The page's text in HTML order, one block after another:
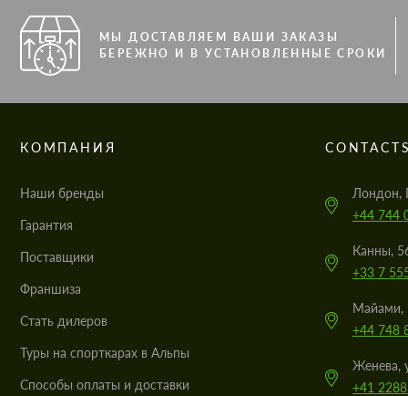
МЫ ДОСТАВЛЯЕМ ВАШИ ЗАКАЗЫ
БЕРЕЖНО И В УСТАНОВЛЕННЫЕ СРОКИ
КОМПАНИЯ
Наши бренды
Гарантия
Поставщики
Франшиза
Стать дилеров
Туры на спорткарах в Альпы
Cпособы оплаты и доставки
Лондон,
+44 744
Канны,
+33 7
Майами,
+44 748
Женева,
+41